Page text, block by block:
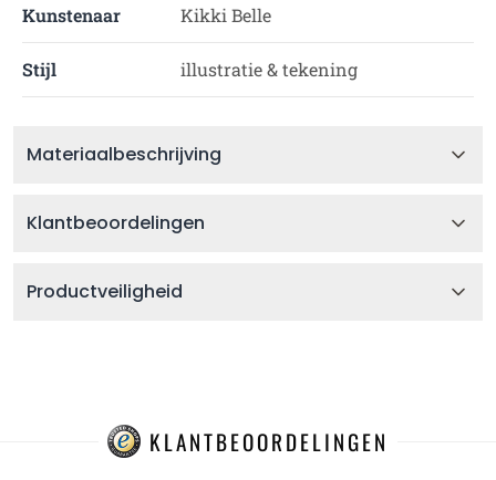
Kunstenaar Kikki Belle
Stijl illustratie & tekening
Materiaalbeschrijving
Klantbeoordelingen
Productveiligheid
KLANTBEOORDELINGEN